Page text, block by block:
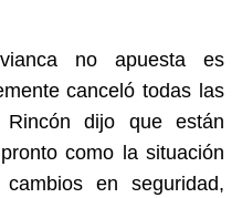
no apuesta es
canceló todas las
dijo que están
como la situación
en seguridad,